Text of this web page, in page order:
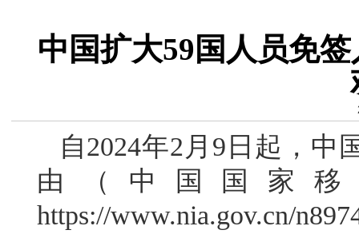
中国扩大59国人员免
自2024年2月9日起，中
由（中国国家
https://www.nia.gov.cn/